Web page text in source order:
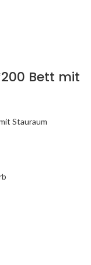
Bett mit
Stauraum